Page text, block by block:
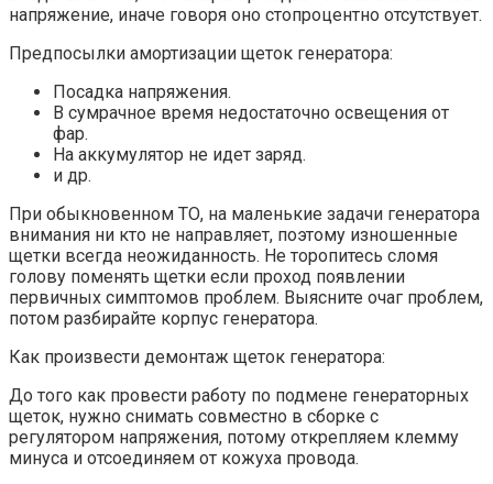
напряжение, иначе говоря оно стопроцентно отсутствует.
Предпосылки амортизации щеток генератора:
Посадка напряжения.
В сумрачное время недостаточно освещения от
фар.
На аккумулятор не идет заряд.
и др.
При обыкновенном ТО, на маленькие задачи генератора
внимания ни кто не направляет, поэтому изношенные
щетки всегда неожиданность. Не торопитесь сломя
голову поменять щетки если проход появлении
первичных симптомов проблем. Выясните очаг проблем,
потом разбирайте корпус генератора.
Как произвести демонтаж щеток генератора:
До того как провести работу по подмене генераторных
щеток, нужно снимать совместно в сборке с
регулятором напряжения, потому открепляем клемму
минуса и отсоединяем от кожуха провода.